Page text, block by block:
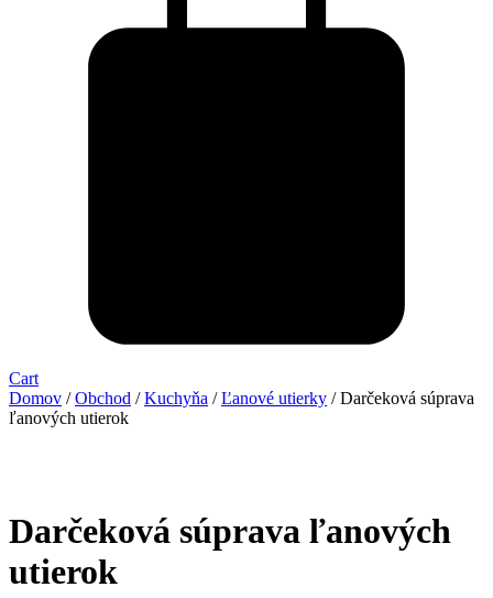
Cart
Domov /Obchod /Kuchyňa /Ľanové utierky / Darčeková súprava
ľanových utierok
Darčeková súprava ľanových
utierok